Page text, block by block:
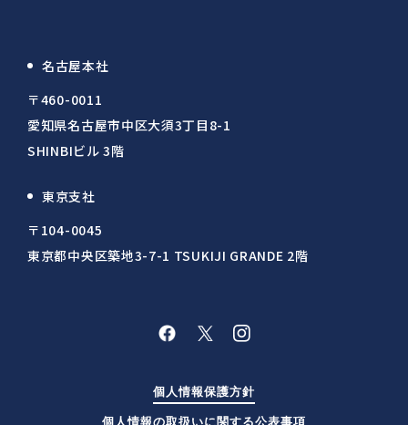
名古屋本社
〒460-0011
愛知県名古屋市中区大須3丁目8-1
SHINBIビル 3階
東京支社
〒104-0045
東京都中央区築地3-7-1 TSUKIJI GRANDE 2階
個人情報保護方針
個人情報の取扱いに関する公表事項